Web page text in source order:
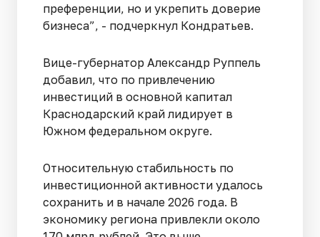
преференции, но и укрепить доверие
бизнеса”, - подчеркнул Кондратьев.
Вице-губернатор Александр Руппель
добавил, что по привлечению
инвестиций в основной капитал
Краснодарский край лидирует в
Южном федеральном округе.
Относительную стабильность по
инвестиционной активности удалось
сохранить и в начале 2026 года. В
экономику региона привлекли около